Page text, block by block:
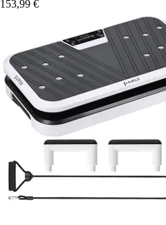
153,99 €